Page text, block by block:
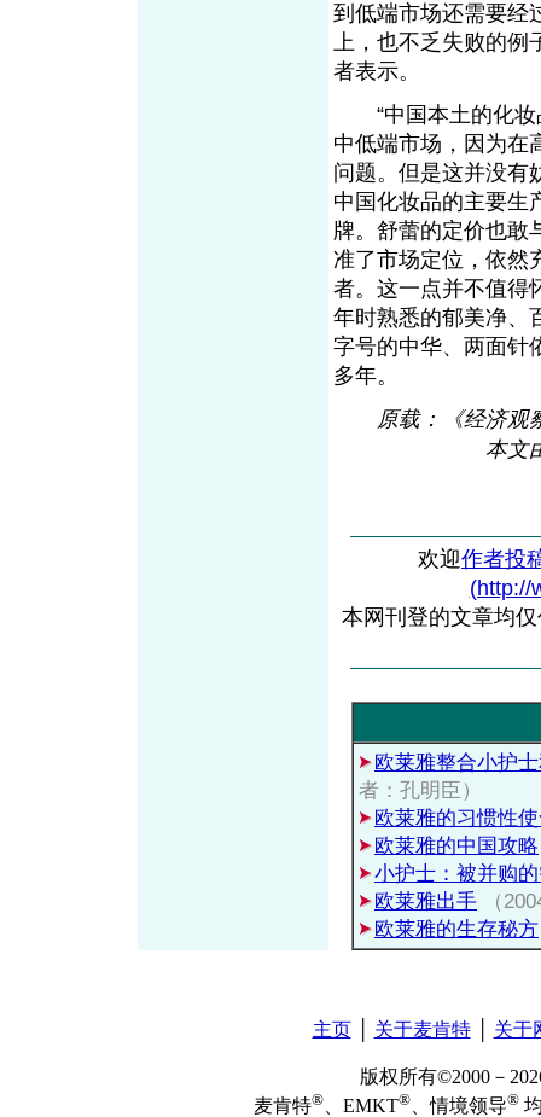
到低端市场还需要经
上，也不乏失败的例
者表示。
“中国本土的化妆
中低端市场，因为在
问题。但是这并没有
中国化妆品的主要生
牌。舒蕾的定价也敢
准了市场定位，依然
者。这一点并不值得
年时熟悉的郁美净、
字号的中华、两面针
多年。
原载：《经济观察
本文
欢迎作者投
(http://
本网刊登的文章均
欧莱雅整合小护
者：孔明臣）
欧莱雅的习惯性
欧莱雅的中国攻略
小护士：被并购
欧莱雅出手
（
欧莱雅的生存秘方
主页│ 关于麦肯特│ 关于
版权所有©2000－
麦肯特® 、EMKT® 、情境领导®